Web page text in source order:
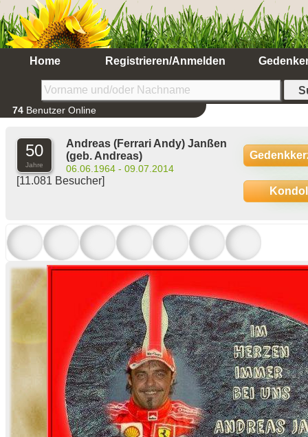
Home Registrieren/Anmelden
74 Benutzer Online
50
Jahre
Andreas (Ferrari Andy) Janßen
(geb. Andreas)
06.06.1964 - 09.07.2014
[11.081 Besucher]